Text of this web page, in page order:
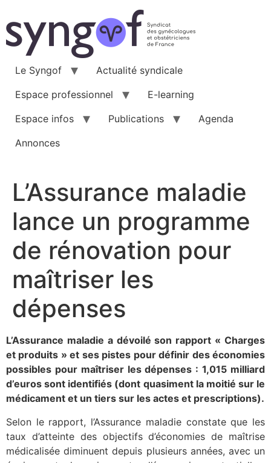
au
contenu
Le Syngof
Actualité syndicale
Espace professionnel
E-learning
Espace infos
Publications
Agenda
Annonces
L’Assurance maladie
lance un programme
de rénovation pour
maîtriser les
dépenses
L’Assurance maladie a dévoilé son rapport « Charges
et produits » et ses pistes pour définir des économies
possibles pour maîtriser les dépenses : 1,015 milliard
d’euros sont identifiés (dont quasiment la moitié sur le
médicament et un tiers sur les actes et prescriptions).
Selon le rapport, l’Assurance maladie constate que les
taux d’atteinte des objectifs d’économies de maîtrise
médicalisée diminuent depuis plusieurs années, avec un